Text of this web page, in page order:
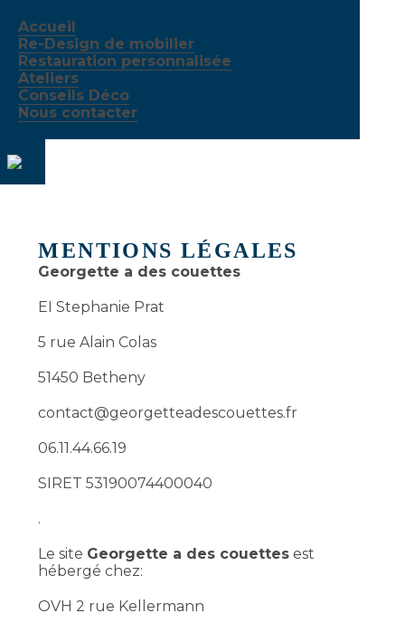
Accueil
Re-Design de mobilier
Restauration personnalisée
Ateliers
Conseils Déco
Nous contacter
MENTIONS LÉGALES
Georgette a des couettes
EI Stephanie Prat
5 rue Alain Colas
51450 Betheny
contact@georgetteadescouettes.fr
06.11.44.66.19
SIRET 53190074400040
.
Le site Georgette a des couettes est
hébergé chez:
OVH 2 rue Kellermann